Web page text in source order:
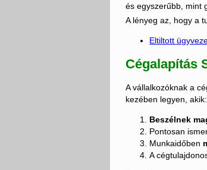
és egyszerűbb, mint
A lényeg az, hogy a
Eltiltott
Cégalapítás
A vállalkozóknak a
kezében legyen, akik:
Beszélnek
Pontosan
Munkaidőben
A